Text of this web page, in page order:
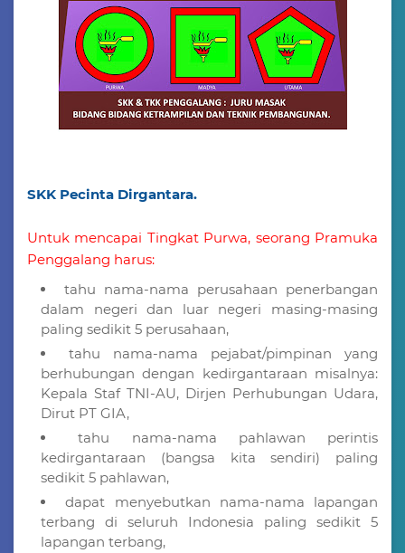
SKK Pecinta Dirgantara.
Untuk mencapai Tingkat Purwa, seorang Pramuka
Penggalang harus:
tahu nama-nama perusahaan penerbangan
dalam negeri dan luar negeri masing-masing
paling sedikit 5 perusahaan,
tahu nama-nama pejabat/pimpinan yang
berhubungan dengan kedirgantaraan misalnya:
Kepala Staf TNI-AU, Dirjen Perhubungan Udara,
Dirut PT GIA,
tahu nama-nama pahlawan perintis
kedirgantaraan (bangsa kita sendiri) paling
sedikit 5 pahlawan,
dapat menyebutkan nama-nama lapangan
terbang di seluruh Indonesia paling sedikit 5
lapangan terbang,